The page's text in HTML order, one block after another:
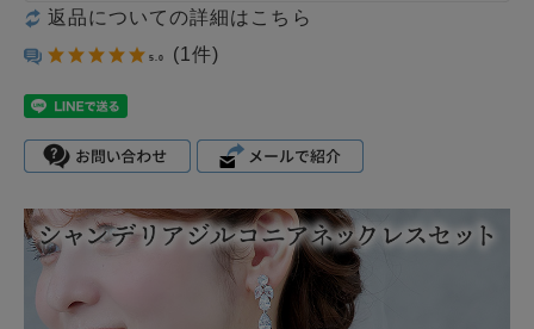
返品についての詳細はこちら
5.0 (1件)